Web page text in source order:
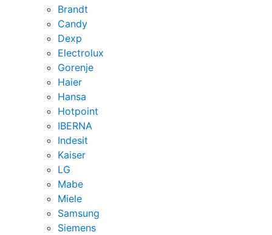
Brandt
Candy
Dexp
Electrolux
Gorenje
Haier
Hansa
Hotpoint
IBERNA
Indesit
Kaiser
LG
Mabe
Miele
Samsung
Siemens